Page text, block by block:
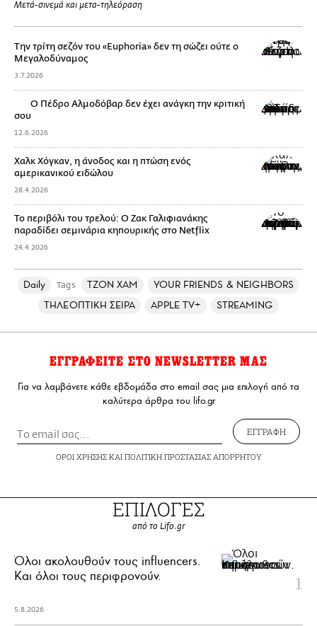
Μετά-σινεμά και μετα-τηλεόραση
Την τρίτη σεζόν του «Euphoria» δεν τη σώζει ούτε ο
Μεγαλοδύναμος
3.7.2026
Ο Πέδρο Αλμοδόβαρ δεν έχει ανάγκη την κριτική
σου
12.6.2026
Χαλκ Χόγκαν, η άνοδος και η πτώση ενός
αμερικανικού ειδώλου
28.4.2026
Το περιβόλι του τρελού: Ο Ζακ Γαλιφιανάκης
παραδίδει σεμινάρια κηπουρικής στο Netflix
24.4.2026
Daily Tags ΤΖΟΝ ΧΑΜ
YOUR FRIENDS & NEIGHBORS
ΤΗΛΕΟΠΤΙΚΗ ΣΕΙΡΑ
APPLE TV+ STREAMING
ΕΓΓΡΑΦΕΙΤΕ ΣΤΟ NEWSLETTER ΜΑΣ
Για να λαμβάνετε κάθε εβδομάδα στο email σας μια επιλογή από τα
καλύτερα άρθρα του lifo.gr
ΕΓΓΡΑΦΗ
ΟΡΟΙ ΧΡΗΣΗΣΚΑΙ ΠΟΛΙΤΙΚΗ ΠΡΟΣΤΑΣΙΑΣ ΑΠΟΡΡΗΤΟΥ
ΕΠΙΛΟΓΕΣ
από το Lifo.gr
Όλοι ακολουθούν τους influencers.
Και όλοι τους περιφρονούν.
5.8.2026